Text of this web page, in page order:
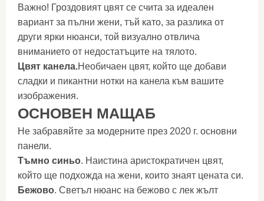
Важно! Гроздовият цвят се счита за идеален
вариант за пълни жени, тъй като, за разлика от
други ярки нюанси, той визуално отвлича
вниманието от недостатъците на тялото.
Цвят канела.Необичаен цвят, който ще добави
сладки и пикантни нотки на канела към вашите
изображения.
ОСНОВЕН МАЩАБ
Не забравяйте за модерните през 2020 г. основни
панели.
Тъмно синьо. Наистина аристократичен цвят,
който ще подхожда на жени, които знаят цената си.
Бежово. Светъл нюанс на бежово с лек жълт